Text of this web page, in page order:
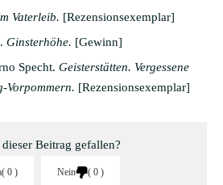
Vaterleib. [Rezensionsexemplar]
Ginsterhöhe. [Gewinn]
Specht. Geisterstätten. Vergessene
Vorpommern. [Rezensionsexemplar]
Beitrag gefallen?
0 Nein 0